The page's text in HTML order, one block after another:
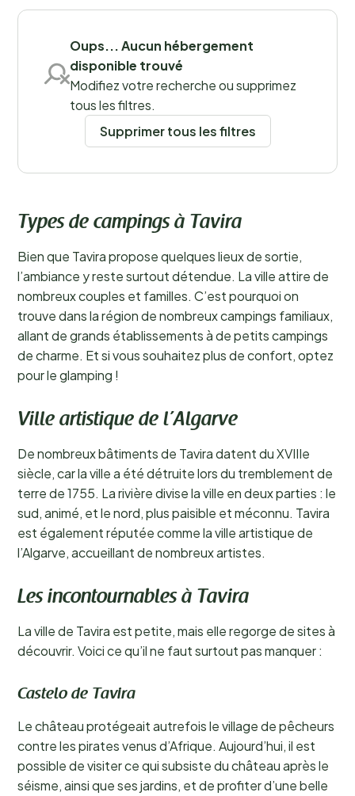
Sauvegarder les filtres
Oups... Aucun hébergement
disponible trouvé
Modifiez votre recherche ou supprimez
tous les filtres.
Supprimer tous les filtres
Types de campings à Tavira
Bien que Tavira propose quelques lieux de sortie,
l’ambiance y reste surtout détendue. La ville attire de
nombreux couples et familles. C’est pourquoi on
trouve dans la région de nombreux campings familiaux,
allant de grands établissements à de petits campings
de charme. Et si vous souhaitez plus de confort, optez
pour le glamping !
Ville artistique de l’Algarve
De nombreux bâtiments de Tavira datent du XVIIIe
siècle, car la ville a été détruite lors du tremblement de
terre de 1755. La rivière divise la ville en deux parties : le
sud, animé, et le nord, plus paisible et méconnu. Tavira
est également réputée comme la ville artistique de
l’Algarve, accueillant de nombreux artistes.
Les incontournables à Tavira
La ville de Tavira est petite, mais elle regorge de sites à
découvrir. Voici ce qu’il ne faut surtout pas manquer :
Castelo de Tavira
Le château protégeait autrefois le village de pêcheurs
contre les pirates venus d’Afrique. Aujourd’hui, il est
possible de visiter ce qui subsiste du château après le
séisme, ainsi que ses jardins, et de profiter d’une belle